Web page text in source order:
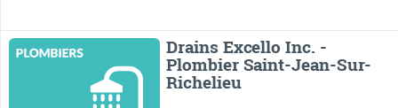
Drains Excello Inc. -
Plombier Saint-Jean-Sur-
Richelieu